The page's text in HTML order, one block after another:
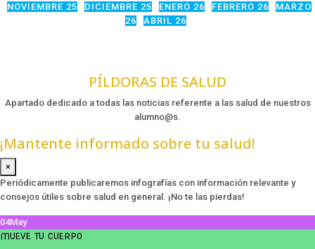
NOVIEMBRE 25 DICIEMBRE 25 ENERO 26 FEBRERO 26
MARZO
26
ABRIL 26
PÍLDORAS DE SALUD
Apartado dedicado a todas las noticias referente a las salud de nuestros
alumno@s.
¡Mantente informado sobre tu salud!
×
Periódicamente publicaremos infografías con información relevante y
consejos útiles sobre salud en general. ¡No te las pierdas!
04May
MUEVE TU CUERPO